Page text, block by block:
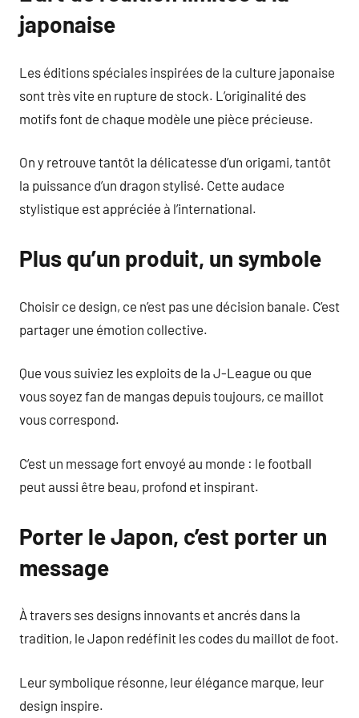
japonaise
Les éditions spéciales inspirées de la culture japonaise
sont très vite en rupture de stock. L’originalité des
motifs font de chaque modèle une pièce précieuse.
On y retrouve tantôt la délicatesse d’un origami, tantôt
la puissance d’un dragon stylisé. Cette audace
stylistique est appréciée à l’international.
Plus qu’un produit, un symbole
Choisir ce design, ce n’est pas une décision banale. C’est
partager une émotion collective.
Que vous suiviez les exploits de la J-League ou que
vous soyez fan de mangas depuis toujours, ce maillot
vous correspond.
C’est un message fort envoyé au monde : le football
peut aussi être beau, profond et inspirant.
Porter le Japon, c’est porter un
message
À travers ses designs innovants et ancrés dans la
tradition, le Japon redéfinit les codes du maillot de foot.
Leur symbolique résonne, leur élégance marque, leur
design inspire.